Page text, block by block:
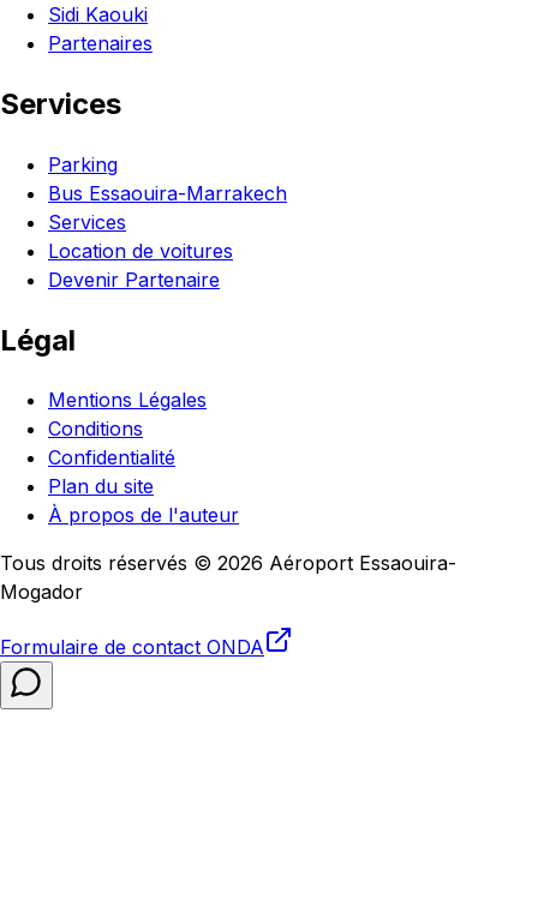
Sidi Kaouki
Partenaires
Services
Parking
Bus Essaouira-Marrakech
Services
Location de voitures
Devenir Partenaire
Légal
Mentions Légales
Conditions
Confidentialité
Plan du site
À propos de l'auteur
Tous droits réservés © 2026 Aéroport Essaouira-
Mogador
Formulaire de contact ONDA